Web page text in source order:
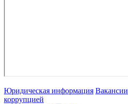
Юридическая информация Вакансии
коррупцией